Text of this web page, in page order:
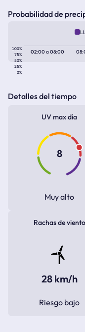
Probabilidad de
100%
75%
50%
25%
0%
02:00a08:00
Detalles del tiempo
UV max día
8
Muy alto
Rachas de viento
28 km/h
Riesgo bajo